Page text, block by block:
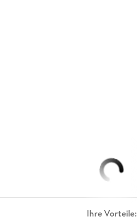
Ihre Vorteile: